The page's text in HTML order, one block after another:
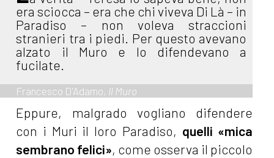
era sciocca – era che chi viveva Di Là – in
Paradiso – non voleva straccioni
stranieri tra i piedi. Per questo avevano
alzato il Muro e lo difendevano a
fucilate.
Francesco D'Adamo, Il Muro
Eppure, malgrado vogliano difendere
con i Muri il loro Paradiso, quelli «mica
sembrano felici», come osserva il piccolo